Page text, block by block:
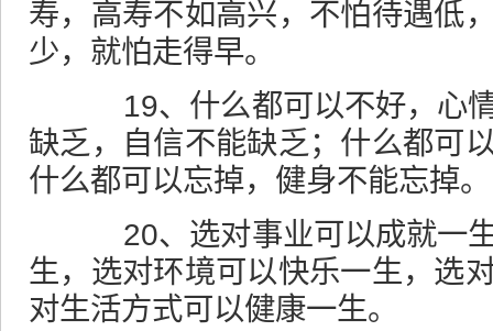
寿，高寿不如高兴，不怕待遇低
少，就怕走得早。
19、什么都可以不好，心情
缺乏，
自信不能缺乏；什么都可
什么都可以忘掉，健身不能忘掉。
20、选对事业可以成就一生
生，选对环境可以快乐一生，选
对生活方式可以健康一生。